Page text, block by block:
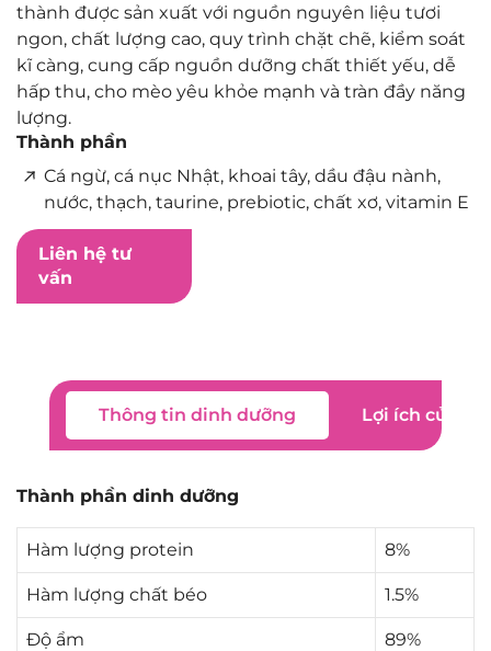
thành được sản xuất với nguồn nguyên liệu tươi
ngon, chất lượng cao, quy trình chặt chẽ, kiểm soát
kĩ càng, cung cấp nguồn dưỡng chất thiết yếu, dễ
hấp thu, cho mèo yêu khỏe mạnh và tràn đầy năng
lượng.
Thành phần
Cá ngừ, cá nục Nhật, khoai tây, dầu đậu nành,
nước, thạch, taurine, prebiotic, chất xơ, vitamin E
Liên hệ tư
vấn
Thông tin dinh dưỡng Lợi ích của
Thành phần dinh dưỡng
Hàm lượng protein 8%
Hàm lượng chất béo 1.5%
Độ ẩm 89%